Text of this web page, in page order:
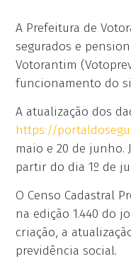
A Prefeitura de
segurados e
Votorantim
funcionamento do
A atualização dos
https://
maio e 20 de
partir do dia 1º de
O Censo Cadastral
na edição 1.440 do
criação, a
previdência social.